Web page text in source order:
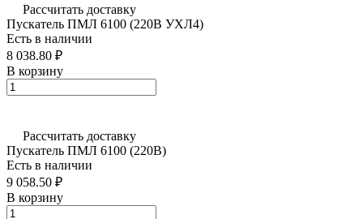
Рассчитать доставку
Пускатель ПМЛ 6100 (220В УХЛ4)
Есть в наличии
8 038.80 ₽
В корзину
Рассчитать доставку
Пускатель ПМЛ 6100 (220В)
Есть в наличии
9 058.50 ₽
В корзину